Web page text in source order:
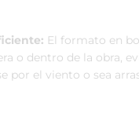
El formato en
o dentro de la obra,
por el viento o sea